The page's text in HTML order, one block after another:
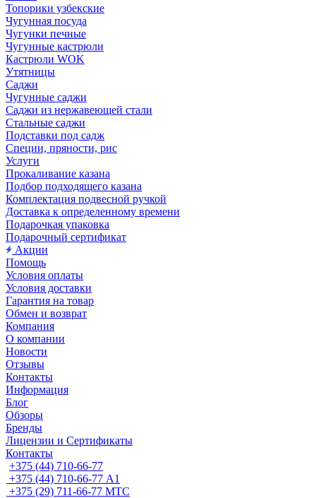
Топорики узбекские
Чугунная посуда
Чугунки печные
Чугунные кастрюли
Кастрюли WOK
Утятницы
Саджи
Чугунные саджи
Саджи из нержавеющей стали
Стальные саджи
Подставки под садж
Специи, пряности, рис
Услуги
Прокаливание казана
Подбор подходящего казана
Комплектация подвесной ручкой
Доставка к определенному времени
Подарочкая упаковка
Подарочный сертификат
Акции
Помощь
Условия оплаты
Условия доставки
Гарантия на товар
Обмен и возврат
Компания
О компании
Новости
Отзывы
Контакты
Информация
Блог
Обзоры
Бренды
Лицензии и Сертификаты
Контакты
+375 (44) 710-66-77
+375 (44) 710-66-77 А1
+375 (29) 711-66-77 МТС